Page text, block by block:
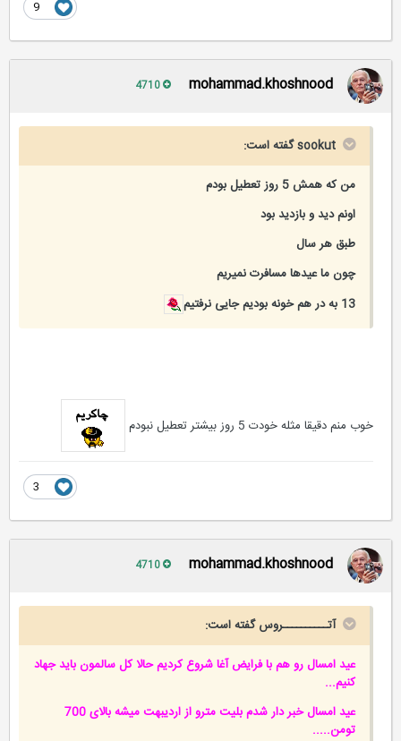
mohammad.khoshnood
sookut گفته است:
من که همش 5 روز تعطیل بودم
اونم دید و بازدید بود
طبق هر سال
چون ما عیدها مسافرت نمیریم
13 به در هم خونه بودیم جایی نرفتیم
خوب منم دقیقا مثله خودت 5 روز بیشتر تعطیل نبودم
mohammad.khoshnood
آتــــــــــروس گفته است:
عید امسال رو هم با فرایض آغا شروع کردیم حالا کل سالمون باید جهاد
کنیم...
عید امسال خبر دار شدم بلیت مترو از اردیبهت میشه بالای 700
تومن.....